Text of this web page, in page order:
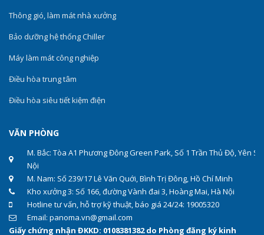
Thông gió, làm mát nhà xưởng
Bảo dưỡng hệ thống Chiller
Máy làm mát công nghiệp
Điều hòa trung tâm
Điều hòa siêu tiết kiệm điện
VĂN PHÒNG
M. Bắc: Tòa A1 Phương Đông Green Park, Số 1 Trần Thủ Độ, Yên
Nội
M. Nam: Số 239/17 Lê Văn Quới, Bình Trị Đông, Hồ Chí Minh
Kho xưởng 3: Số 166, đường Vành đai 3, Hoàng Mai, Hà Nội
Hotline tư vấn, hỗ trợ kỹ thuật, báo giá 24/24: 19005320
Email: panoma.vn@gmail.com
Giấy chứng nhận ĐKKD: 0108381382 do Phòng đăng ký kinh